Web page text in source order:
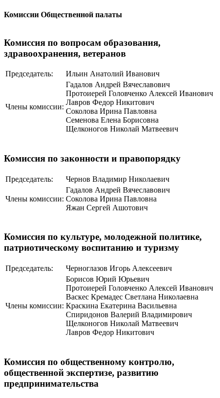
Комиссии Общественной палаты
Комиссия по вопросам образования,
здравоохранения, ветеранов
Председатель: Ильин Анатолий Иванович
Члены комиссии:
Гадалов Андрей Вячеславович
Протоиерей Головченко Алексей Иванович
Лавров Федор Никитович
Соколова Ирина Павловна
Семенова Елена Борисовна
Щелконогов Николай Матвеевич
Комиссия по законности и правопорядку
Председатель: Чернов Владимир Николаевич
Члены комиссии:
Гадалов Андрей Вячеславович
Соколова Ирина Павловна
Яжан Сергей Ашотович
Комиссия по культуре, молодежной политике,
патриотическому воспитанию и туризму
Председатель: Черноглазов Игорь Алексеевич
Члены комиссии:
Борисов Юрий Юрьевич
Протоиерей Головченко Алексей Иванович
Васкес Кремадес Светлана Николаевна
Краскина Екатерина Васильевна
Спиридонов Валерий Владимирович
Щелконогов Николай Матвеевич
Лавров Федор Никитович
Комиссия по общественному контролю,
общественной экспертизе, развитию
предпринимательства